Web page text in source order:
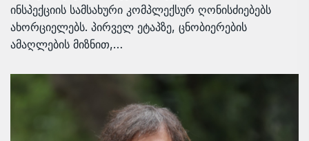
ინსპექციის სამსახური კომპლექსურ ღონისძიებებს
ახორციელებს. პირველ ეტაპზე, ცნობიერების
ამაღლების მიზნით,…